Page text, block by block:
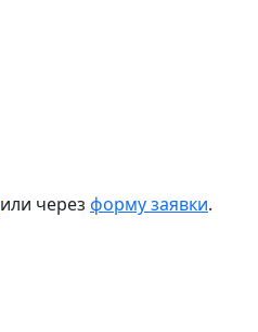
или через форму заявки.